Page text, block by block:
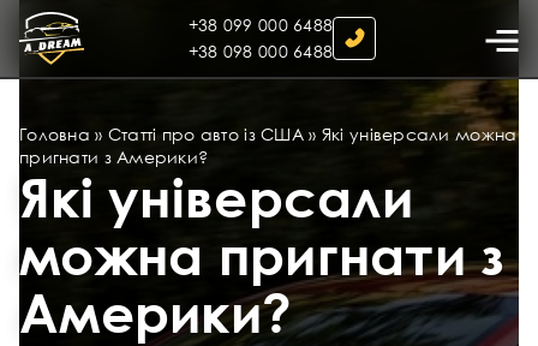
+38 099 000 6488
+38 098 000 6488
Головна » Статті про авто із США» Які універсали можна
пригнати з Америки?
Які універсали
можна пригнати з
Америки?